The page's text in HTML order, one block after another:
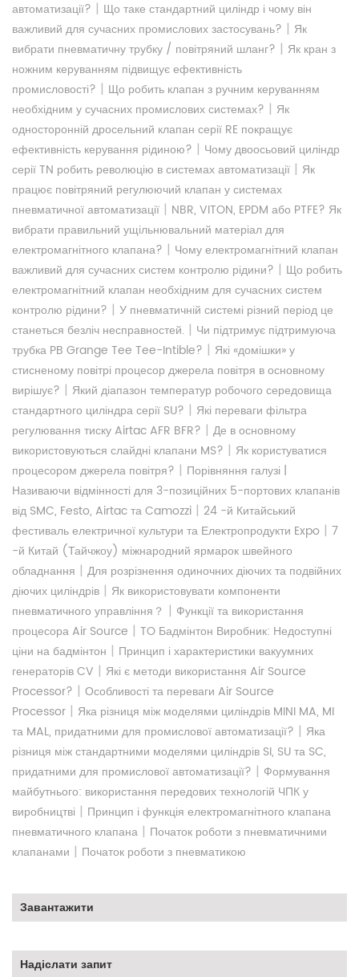
автоматизації? | Що таке стандартний циліндр і чому він
важливий для сучасних промислових застосувань? | Як
вибрати пневматичну трубку / повітряний шланг? | Як кран з
ножним керуванням підвищує ефективність
промисловості? | Що робить клапан з ручним керуванням
необхідним у сучасних промислових системах? | Як
односторонній дросельний клапан серії RE покращує
ефективність керування рідиною? | Чому двоосьовий циліндр
серії TN робить революцію в системах автоматизації | Як
працює повітряний регулюючий клапан у системах
пневматичної автоматизації | NBR, VITON, EPDM або PTFE? Як
вибрати правильний ущільнювальний матеріал для
електромагнітного клапана? | Чому електромагнітний клапан
важливий для сучасних систем контролю рідини? | Що робить
електромагнітний клапан необхідним для сучасних систем
контролю рідини? | У пневматичній системі різний період це
станеться безліч несправностей. | Чи підтримує підтримуюча
трубка PB Grange Tee Tee-Intible? | Які «домішки» у
стисненому повітрі процесор джерела повітря в основному
вирішує? | Який діапазон температур робочого середовища
стандартного циліндра серії SU? | Які переваги фільтра
регулювання тиску Airtac AFR BFR? | Де в основному
використовуються слайдні клапани MS? | Як користуватися
процесором джерела повітря? | Порівняння галузі |
Називаючи відмінності для 3-позиційних 5-портових клапанів
від SMC, Festo, Airtac та Camozzi | 24 -й Китайський
фестиваль електричної культури та Електропродукти Expo | 7
-й Китай (Тайчжоу) міжнародний ярмарок швейного
обладнання | Для розрізнення одиночних діючих та подвійних
діючих циліндрів | Як використовувати компоненти
пневматичного управління？ | Функції та використання
процесора Air Source | TO Бадмінтон Виробник: Недоступні
ціни на бадмінтон | Принцип і характеристики вакуумних
генераторів CV | Які є методи використання Air Source
Processor? | Особливості та переваги Air Source
Processor | Яка різниця між моделями циліндрів MINI MA, MI
та MAL, придатними для промислової автоматизації? | Яка
різниця між стандартними моделями циліндрів SI, SU та SC,
придатними для промислової автоматизації? | Формування
майбутнього: використання передових технологій ЧПК у
виробництві | Принцип і функція електромагнітного клапана
пневматичного клапана | Початок роботи з пневматичними
клапанами | Початок роботи з пневматикою
Завантажити
Надіслати запит